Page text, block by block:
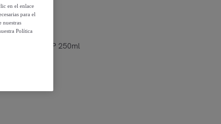
N°5P 250ml
en el enlace
para el
nuestras
Política